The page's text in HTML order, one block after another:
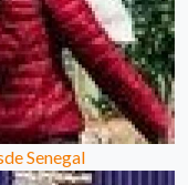
Senegal